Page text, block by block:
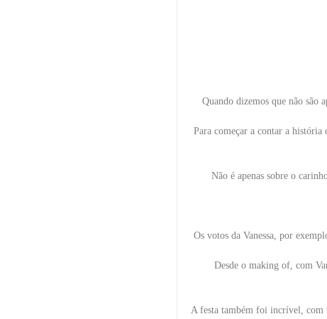
Quando dizemos que não são
Para começar a contar a história
Não é apenas sobre o
Os votos da Vanessa, por
Desde o making of, com
A festa também foi incrível, com